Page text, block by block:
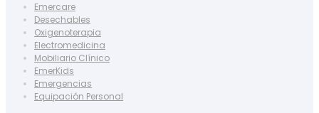
Emercare
Desechables
Oxigenoterapia
Electromedicina
Mobiliario Clínico
EmerKids
Emergencias
Equipación Personal